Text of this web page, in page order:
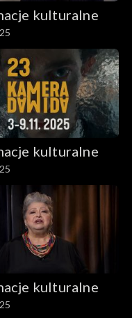
kulturalne
kulturalne
kulturalne